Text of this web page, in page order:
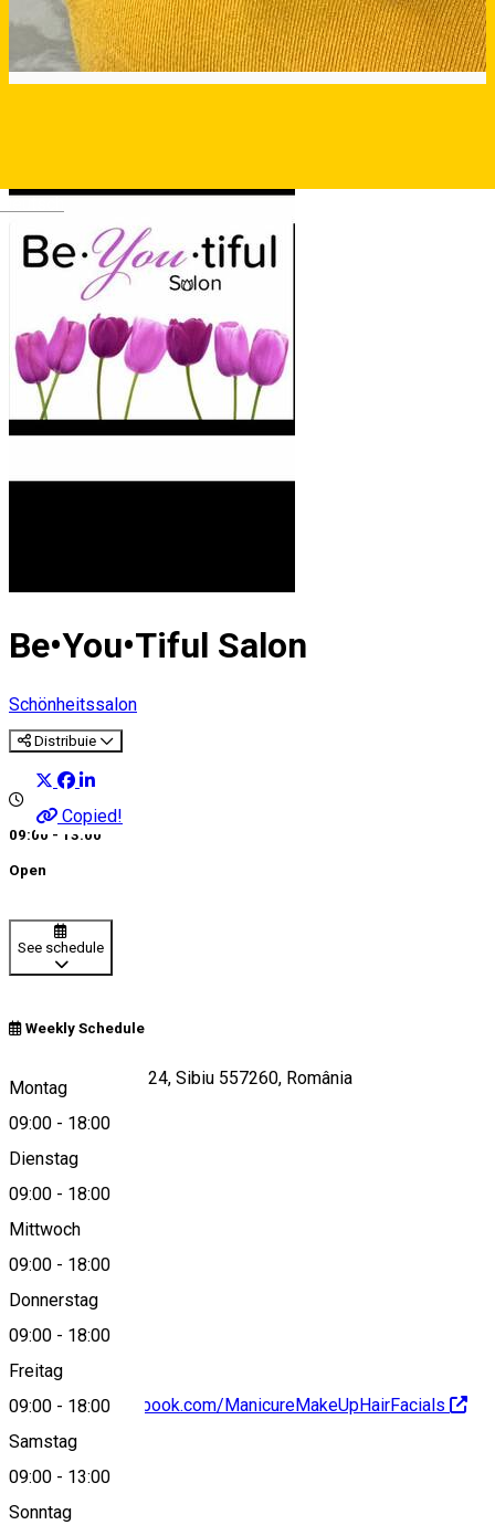
Be•You•Tiful Salon
Schönheitssalon
Distribuie
Copied!
09:00 - 13:00
Open
See schedule
Weekly Schedule
Montag
09:00 - 18:00
Dienstag
09:00 - 18:00
Mittwoch
09:00 - 18:00
Donnerstag
09:00 - 18:00
Freitag
09:00 - 18:00
Samstag
09:00 - 13:00
Sonntag
Strada Someșului 24, Sibiu 557260, România
View on map
https://www.facebook.com/ManicureMakeUpHairFacials